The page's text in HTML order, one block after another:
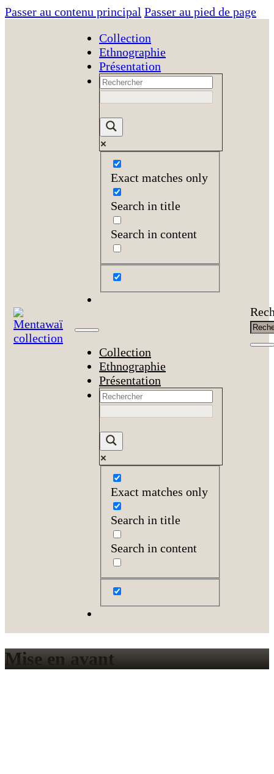
Passer au contenu principal Passer au pied de page
Collection
Ethnographie
Présentation
Exact matches only
Search in title
Search in content
Collection
Ethnographie
Présentation
Exact matches only
Search in title
Search in content
Mise en avant